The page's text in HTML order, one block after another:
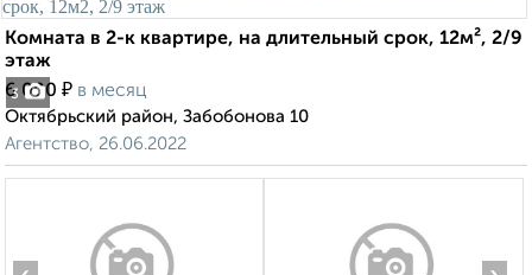
3
Комната в 2-к квартире, на длительный срок, 12м², 2/9
этаж
6 000 ₽ в месяц
Октябрьский район, Забобонова 10
Агентство, 26.06.2022